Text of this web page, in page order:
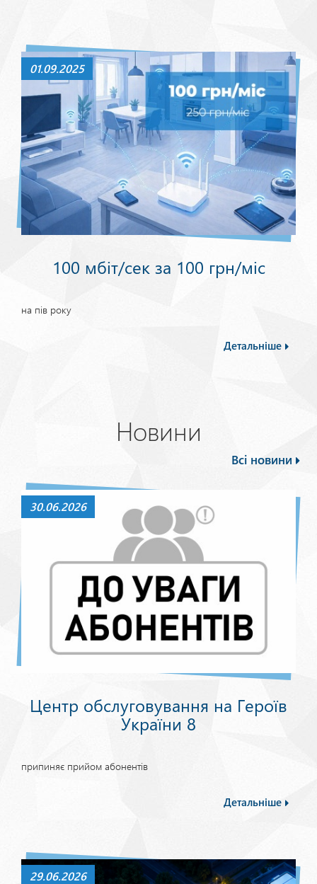
01.09.2025
100 мбіт/сек за 100 грн/міс
на пів року
Детальніше
Новини
Всі новини
30.06.2026
Центр обслуговування на Героїв
України 8
припиняє прийом абонентів
Детальніше
29.06.2026